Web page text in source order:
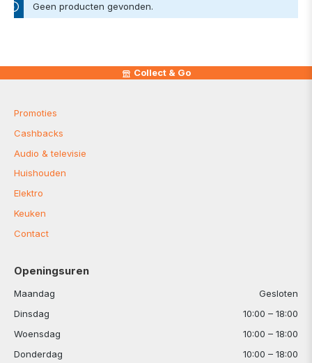
Geen producten gevonden.
Collect & Go
Promoties
Cashbacks
Audio & televisie
Huishouden
Elektro
Keuken
Contact
Openingsuren
Maandag
Gesloten
Dinsdag
10:00 – 18:00
Woensdag
10:00 – 18:00
Donderdag
10:00 – 18:00